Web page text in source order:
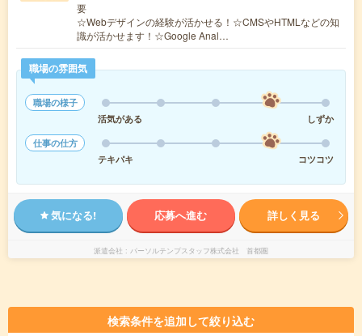
要
☆Webデザインの経験が活かせる！☆CMSやHTMLなどの知
識が活かせます！☆Google Anal…
職場の雰囲気
職場の様子
活気がある
しずか
仕事の仕方
テキパキ
コツコツ
気になる! 応募へ進む 詳しく見る
派遣会社 パーソルテンプスタッフ株式会社 首都圏
検索条件を追加して絞り込む